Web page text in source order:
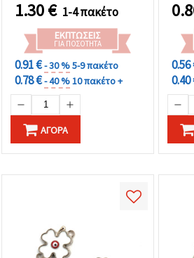
1.30€ 1-4 πακέτο
ΕΚΠΤΏΣΕΙΣ
ΓΙΑ ΠΟΣΌΤΗΤΑ
0.91 €- 30 %5-9 πακέτο
0.78 €- 40 %10 πακέτο +
ΑΓΟΡΆ
0.56
0.40